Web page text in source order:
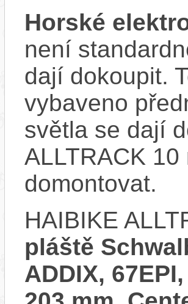
Horské
není
dají dokoupit.
vybaveno
světla se dají
ALLTRACK
domontovat.
HAIBIKE
pláště
ADDIX,